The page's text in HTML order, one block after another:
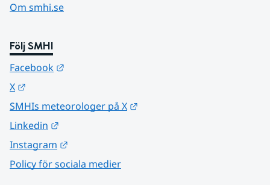
Om smhi.se
Följ SMHI
Facebook
X
SMHIs meteorologer på X
Linkedin
Instagram
Policy för sociala medier